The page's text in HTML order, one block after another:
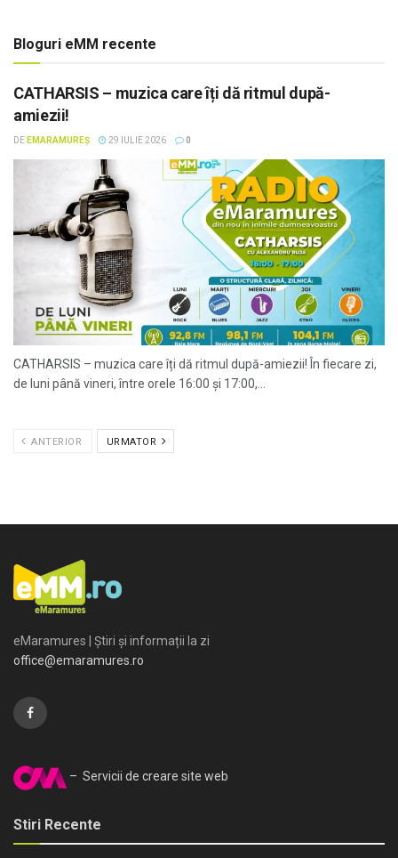
Bloguri eMM recente
CATHARSIS – muzica care îți dă ritmul după-
amiezii!
DE EMARAMUREȘ 29 IULIE 2026 0
CATHARSIS – muzica care îți dă ritmul după-amiezii! În fiecare zi,
de luni până vineri, între orele 16:00 și 17:00,...
ANTERIOR URMATOR
eMaramures | Știri și informații la zi
office@emaramures.ro
– Servicii de creare site web
Stiri Recente